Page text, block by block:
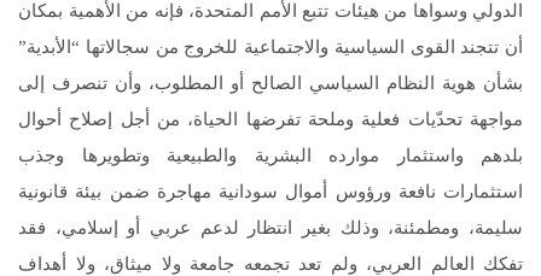
الدولي وسواها من هيئات تتبع الأمم المتحدة، فإنه من الأهمية بمكان
أن تتجند القوى السياسية والاجتماعية للخروج من سجالاتها “الأبدية”
بشأن هوية النظام السياسي الصالح أو المطلوب، وأن تنصرف إلى
مواجهة تحدّيات فعلية وملحة تفرضها الحياة، من أجل إصلاح أحوال
بلدهم واستثمار موارده البشرية والطبيعية وتطويرها وجذب
استثمارات نافعة ورؤوس أموال سودانية مهاجرة ضمن بيئة قانونية
سليمة، ومطمئنة، وذلك بغير انتظار لدعم عربي أو إسلامي، فقد
تفكك العالم العربي، ولم تعد تجمعه جامعة ولا ميثاق، ولا أهداف